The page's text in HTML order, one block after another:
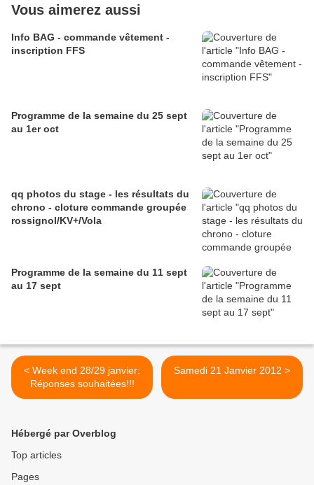
Vous aimerez aussi
Info BAG - commande vêtement -
inscription FFS
Programme de la semaine du 25 sept
au 1er oct
qq photos du stage - les résultats du
chrono - cloture commande groupée
rossignol/KV+/Vola
Programme de la semaine du 11 sept
au 17 sept
< Week end 28/29 janvier:
Réponses souhaitées!!!
Samedi 21 Janvier 2012 >
Hébergé par Overblog
Top articles
Pages